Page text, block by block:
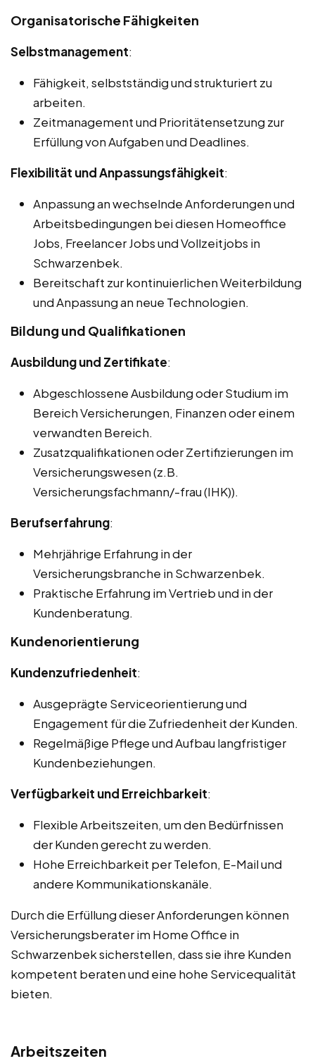
Organisatorische Fähigkeiten
Selbstmanagement:
Fähigkeit, selbstständig und strukturiert zu
arbeiten.
Zeitmanagement und Prioritätensetzung zur
Erfüllung von Aufgaben und Deadlines.
Flexibilität und Anpassungsfähigkeit:
Anpassung an wechselnde Anforderungen und
Arbeitsbedingungen bei diesen Homeoffice
Jobs, Freelancer Jobs und Vollzeitjobs in
Schwarzenbek.
Bereitschaft zur kontinuierlichen Weiterbildung
und Anpassung an neue Technologien.
Bildung und Qualifikationen
Ausbildung und Zertifikate:
Abgeschlossene Ausbildung oder Studium im
Bereich Versicherungen, Finanzen oder einem
verwandten Bereich.
Zusatzqualifikationen oder Zertifizierungen im
Versicherungswesen (z.B.
Versicherungsfachmann/-frau (IHK)).
Berufserfahrung:
Mehrjährige Erfahrung in der
Versicherungsbranche in Schwarzenbek.
Praktische Erfahrung im Vertrieb und in der
Kundenberatung.
Kundenorientierung
Kundenzufriedenheit:
Ausgeprägte Serviceorientierung und
Engagement für die Zufriedenheit der Kunden.
Regelmäßige Pflege und Aufbau langfristiger
Kundenbeziehungen.
Verfügbarkeit und Erreichbarkeit:
Flexible Arbeitszeiten, um den Bedürfnissen
der Kunden gerecht zu werden.
Hohe Erreichbarkeit per Telefon, E-Mail und
andere Kommunikationskanäle.
Durch die Erfüllung dieser Anforderungen können
Versicherungsberater im Home Office in
Schwarzenbek sicherstellen, dass sie ihre Kunden
kompetent beraten und eine hohe Servicequalität
bieten.
Arbeitszeiten